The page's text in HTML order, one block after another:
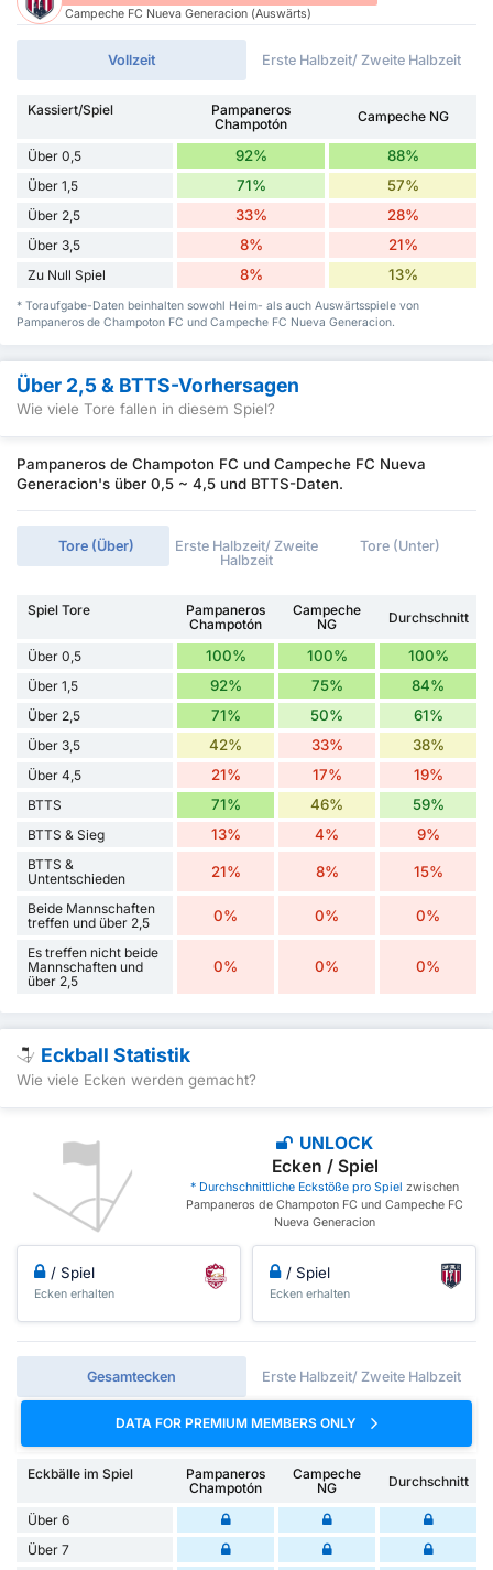
Campeche FC Nueva Generacion (Auswärts)
Vollzeit Erste Halbzeit/ Zweite Halbzeit
Kassiert/Spiel
Pampaneros
Champotón
Campeche NG
Über 0,5 92% 88%
Über 1,5 71% 57%
Über 2,5 33% 28%
Über 3,5 8% 21%
Zu Null Spiel 8% 13%
* Toraufgabe-Daten beinhalten sowohl Heim- als auch Auswärtsspiele von
Pampaneros de Champoton FC und Campeche FC Nueva Generacion.
Über 2,5 & BTTS-Vorhersagen
Wie viele Tore fallen in diesem Spiel?
Pampaneros de Champoton FC und Campeche FC Nueva
Generacion's über 0,5 ~ 4,5 und BTTS-Daten.
Tore (Über)
Erste Halbzeit/ Zweite
Halbzeit
Tore (Unter)
Spiel Tore
Pampaneros
Champotón
Campeche
NG
Durchschnitt
Über 0,5 100% 100% 100%
Über 1,5 92% 75% 84%
Über 2,5 71% 50% 61%
Über 3,5 42% 33% 38%
Über 4,5 21% 17% 19%
BTTS 71% 46% 59%
BTTS & Sieg 13% 4% 9%
BTTS &
Untentschieden
21% 8% 15%
Beide Mannschaften
treffen und über 2,5
0% 0% 0%
Es treffen nicht beide
Mannschaften und
über 2,5
0% 0% 0%
Eckball Statistik
Wie viele Ecken werden gemacht?
UNLOCK
Ecken / Spiel
* Durchschnittliche Eckstöße pro Spiel zwischen
Pampaneros de Champoton FC und Campeche FC
Nueva Generacion
/ Spiel
Ecken erhalten
/ Spiel
Ecken erhalten
Gesamtecken Erste Halbzeit/ Zweite Halbzeit
DATA FOR PREMIUM MEMBERS ONLY
Eckbälle im Spiel
Pampaneros
Champotón
Campeche
NG
Durchschnitt
Über 6
Über 7